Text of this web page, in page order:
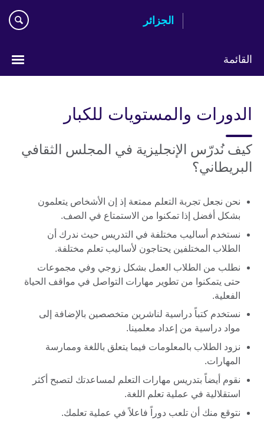
الجزائر
القائمة
language
الدورات والمستويات للكبار
كيف نُدرّس الإنجليزية في المجلس الثقافي
البريطاني؟
نحن نجعل تجربة التعلم ممتعة إذ إن الأشخاص يتعلمون
بشكل أفضل إذا تمكنوا من الاستمتاع في الصف.
نستخدم أساليب مختلفة في التدريس حيث ندرك أن
الطلاب المختلفين يحتاجون لأساليب تعلم مختلفة.
نطلب من الطلاب العمل بشكل زوجي وفي مجموعات
حتى يتمكنوا من تطوير مهارات التواصل في مواقف الحياة
الفعلية.
نستخدم كتباً دراسية لناشرين متخصصين بالإضافة إلى
مواد دراسية من إعداد معلمينا.
نزود الطلاب بالمعلومات فيما يتعلق باللغة وممارسة
المهارات.
نقوم أيضاً بتدريس مهارات التعلم لمساعدتك لتصبح أكثر
استقلالية في عملية تعلم اللغة.
نتوقع منك أن تلعب دوراً فاعلاً في عملية تعلمك.